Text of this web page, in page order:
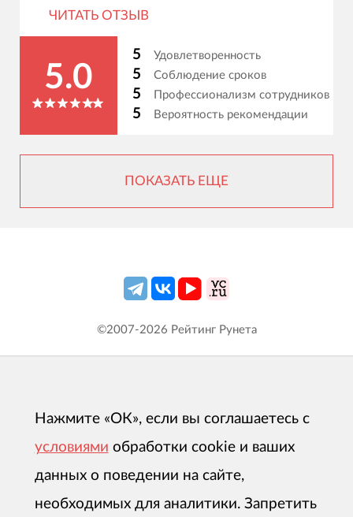
ЧИТАТЬ ОТЗЫВ
5.0
5 Удовлетворенность
5 Соблюдение сроков
5 Профессионализм сотрудников
5 Вероятность рекомендации
ПОКАЗАТЬ ЕЩЕ
©2007-2026 Рейтинг Рунета
Нажмите «ОК», если вы соглашаетесь с
условиями обработки cookie и ваших
данных о поведении на сайте,
необходимых для аналитики. Запретить